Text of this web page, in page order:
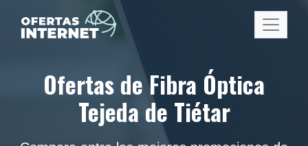
Ofertas de Fibra Óptica
Tejeda de Tiétar